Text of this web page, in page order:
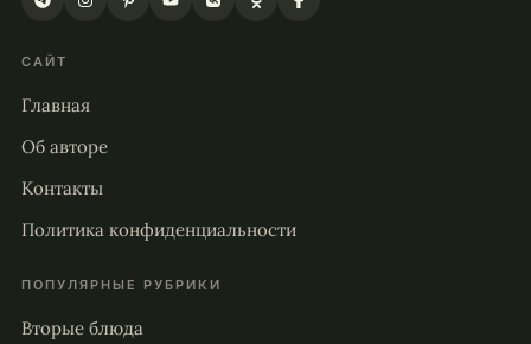
САЙТ
Главная
Об авторе
Контакты
Политика конфиденциальности
ПОПУЛЯРНЫЕ РУБРИКИ
Вторые блюда